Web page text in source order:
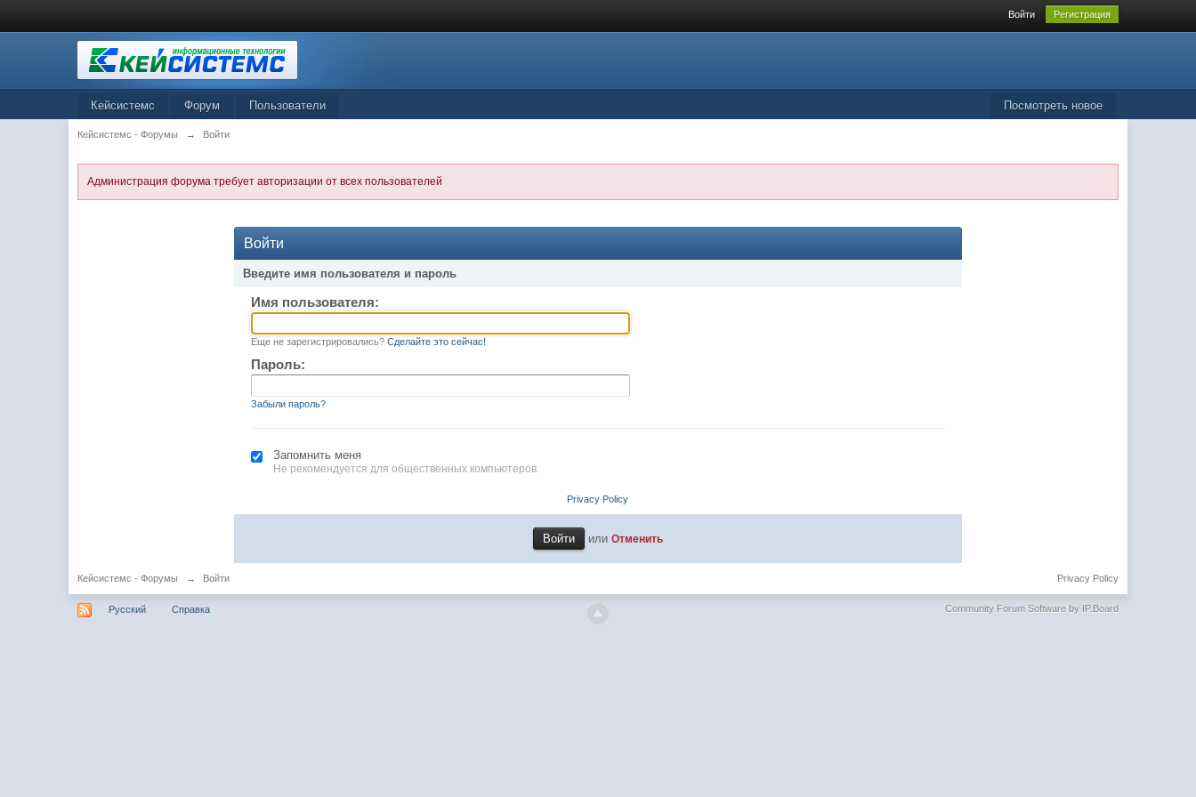
Войти Регистрация
Посмотреть новое
Кейсистемс Форум Пользователи
Кейсистемс - Форумы → Войти
Администрация форума требует авторизации от всех пользователей
Войти
Введите имя пользователя и пароль
Имя пользователя:
Еще не зарегистрировались? Сделайте это сейчас!
Пароль:
Забыли пароль?
Запомнить меня
Не рекомендуется для общественных компьютеров.
Privacy Policy
или Отменить
Кейсистемс - Форумы → Войти Privacy Policy
Русский Справка Community Forum Software by IP.Board